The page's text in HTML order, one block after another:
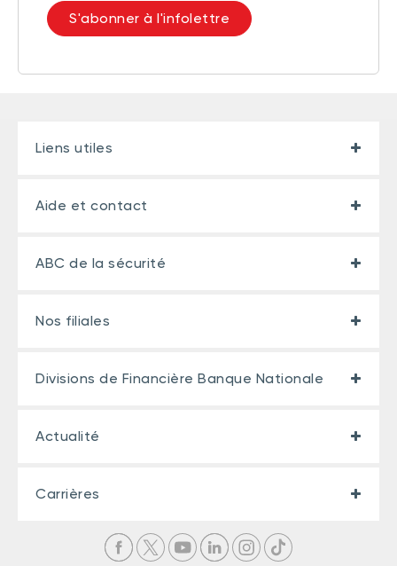
S'abonner à l'infolettre
Liens utiles
Aide et contact
ABC de la sécurité
Nos filiales
Divisions de Financière Banque Nationale
Actualité
Carrières